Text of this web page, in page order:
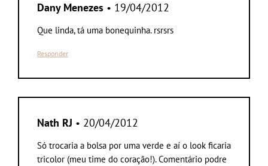
Dany Menezes • 19/04/2012
Que linda, tá uma bonequinha. rsrsrs
Responder
Nath RJ • 20/04/2012
Só trocaria a bolsa por uma verde e aí o look ficaria
tricolor (meu time do coração!). Comentário podre